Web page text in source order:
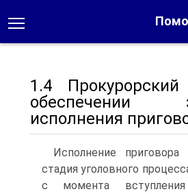
1.4
обеспечении
исполнения
Исполнение
стадия уголовного
с момента